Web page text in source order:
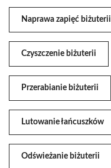
Naprawa zapięć biżuterii
Czyszczenie biżuterii
Przerabianie biżuterii
Lutowanie łańcuszków
Odświeżanie biżuterii